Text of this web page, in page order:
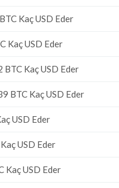
Kaç USD Eder
Kaç USD Eder
Kaç USD Eder
BTC Kaç USD Eder
USD Eder
USD Eder
Kaç USD Eder